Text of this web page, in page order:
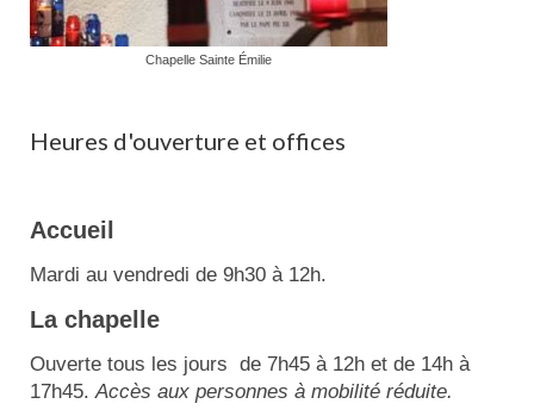
Chapelle Sainte Émilie
Heures d'ouverture et offices
Accueil
Mardi au vendredi de 9h30 à 12h.
La chapelle
Ouverte tous les jours de 7h45 à 12h et de 14h à
17h45.Accès aux personnes à mobilité réduite.